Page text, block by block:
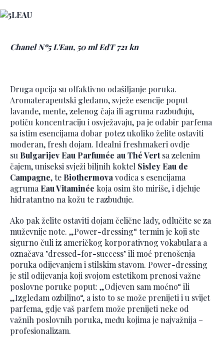
Chanel Nº5 L'Eau, 50 ml EdT 721 kn
Druga opcija su olfaktivno odašiljanje poruka.
Aromaterapeutski gledano, svježe esencije poput
lavande, mente, zelenog čaja ili agruma razbuđuju,
potiču koncentraciju i osvježavaju, pa je odabir parfema
sa istim esencijama dobar potez ukoliko želite ostaviti
moderan, fresh dojam. Idealni freshmakeri ovdje
su Bulgarijev Eau Parfumée au Thé Vertsa zelenim
čajem, uniseksi svježi biljnih koktel Sisley Eau de
Campagne, te Biothermova vodica s esencijama
agruma Eau Vitaminée koja osim što miriše, i djeluje
hidratantno na kožu te razbuđuje.
Ako pak želite ostaviti dojam čelične lady, odlučite se za
muževnije note. „Power-dressing“ termin je koji ste
sigurno čuli iz američkog korporativnog vokabulara a
označava "dressed-for-success" ili moć prenošenja
poruka odijevanjem i stilskim stavom. Power-dressing
je stil odijevanja koji svojom estetikom prenosi važne
poslovne poruke poput: „Odjeven sam moćno“ ili
„Izgledam ozbiljno“, a isto to se može prenijeti i u svijet
parfema, gdje vaš parfem može prenijeti neke od
važnih poslovnih poruka, među kojima je najvažnija –
profesionalizam.